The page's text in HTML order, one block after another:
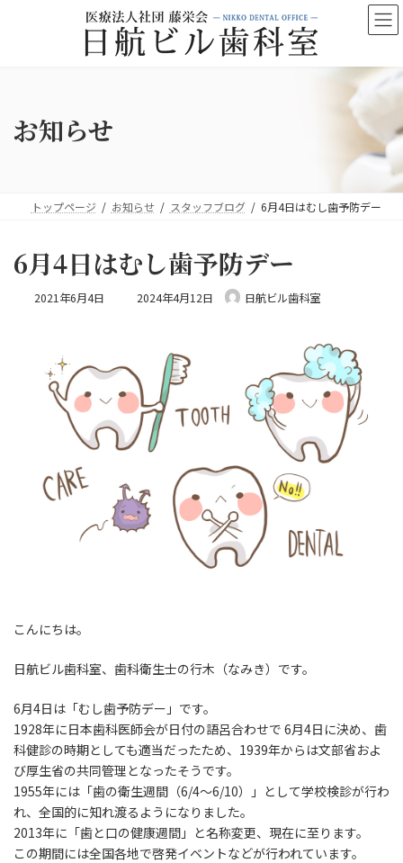
お知らせ
トップページ お知らせ スタッフブログ 6月4日はむし歯予防デー
6月4日はむし歯予防デー
2021年6月4日
最
時
:
2024年4月12日 日航ビル歯科室
こんにちは。
日航ビル歯科室、歯科衛生士の行木（なみき）です。
6月4日は「むし歯予防デー」です。
1928年に日本歯科医師会が日付の語呂合わせで 6月4日に決め、歯
科健診の時期としても適当だったため、1939年からは文部省およ
び厚生省の共同管理となったそうです。
1955年には「歯の衛生週間（6/4～6/10）」として学校検診が行わ
れ、全国的に知れ渡るようになりました。
2013年に「歯と口の健康週間」と名称変更、現在に至ります。
この期間には全国各地で啓発イベントなどが行われています。